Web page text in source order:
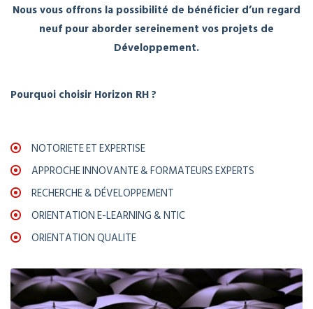
Nous vous offrons la possibilité de bénéficier d’un regard
neuf pour aborder sereinement vos projets de
Développement.
Pourquoi choisir Horizon RH ?
NOTORIETE ET EXPERTISE
APPROCHE INNOVANTE & FORMATEURS EXPERTS
RECHERCHE & DÉVELOPPEMENT
ORIENTATION E-LEARNING & NTIC
ORIENTATION QUALITE